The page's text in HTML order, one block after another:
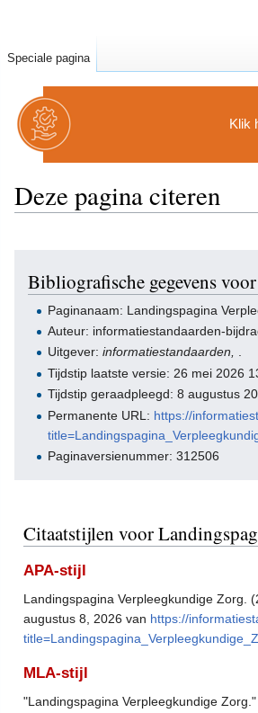
Klik
Deze pagina citeren
Bibliografische gegevens
Paginanaam: Landingspagina
Auteur: informatiestandaarden-
Uitgever:informatiestandaarden, .
Tijdstip laatste versie: 26 mei 2026
Tijdstip geraadpleegd: 8 augustus
Permanente URL: https://
Paginaversienummer: 312506
Citaatstijlen voor
APA-stijl
Landingspagina Verpleegkundige Zorg.
augustus 8, 2026 van https://
MLA-stijl
"Landingspagina Verpleegkundige
Speciale pagina